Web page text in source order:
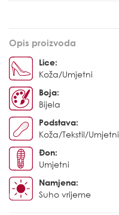
Opis proizvoda
Lice:
Koža/Umjetni
Boja:
Bijela
Podstava:
Koža/Tekstil/Umjetni
Đon:
Umjetni
Namjena:
Suho vrijeme